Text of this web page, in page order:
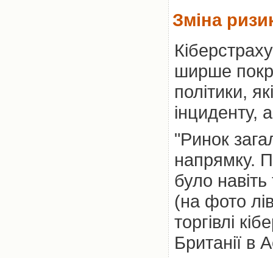
Зміна
ширше
політики,
інциденту,
"Ринок
напрямку.
було
(на фото
торгівлі
Британії в